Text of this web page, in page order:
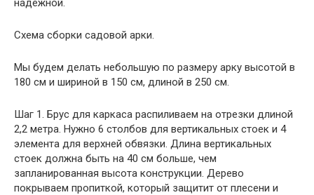
надежной.
Схема сборки садовой арки.
Мы будем делать небольшую по размеру арку высотой в
180 см и шириной в 150 см, длиной в 250 см.
Шаг 1. Брус для каркаса распиливаем на отрезки длиной
2,2 метра. Нужно 6 столбов для вертикальных стоек и 4
элемента для верхней обвязки. Длина вертикальных
стоек должна быть на 40 см больше, чем
запланированная высота конструкции. Дерево
покрываем пропиткой, который защитит от плесени и